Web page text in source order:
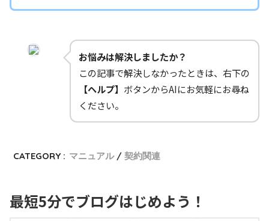
お悩みは解決しましたか？
この記事で解決しなかったときは、右下の
【ヘルプ】 ボタンからAIにお気軽にお尋ね
ください。
CATEGORY : マニュアル 契約関連
最短5分でブログはじめよう！